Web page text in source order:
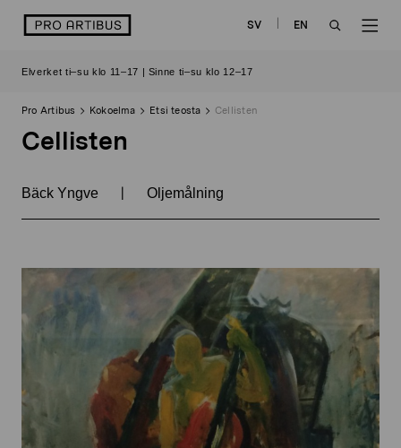
sisältöön
logo SV
EN
Elverket ti–su klo 11–17 | Sinne ti–su klo 12–17
Pro Artibus Kokoelma Etsi teosta Cellisten
Cellisten
Bäck Yngve | Oljemålning